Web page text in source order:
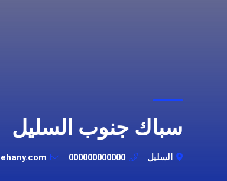
سباك جنوب السليل
السليل 000000000000